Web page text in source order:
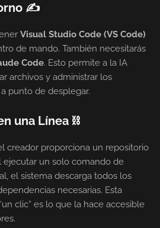
✍
Visual Studio Code (VS Code)
de mando. También necesitarás
Code. Esto permite a la IA
archivos y administrar los
punto de desplegar.
una Línea ⛓
creador proporciona un repositorio
ejecutar un solo comando de
el sistema descarga todos los
necesarias. Esta
clic” es lo que la hace accesible